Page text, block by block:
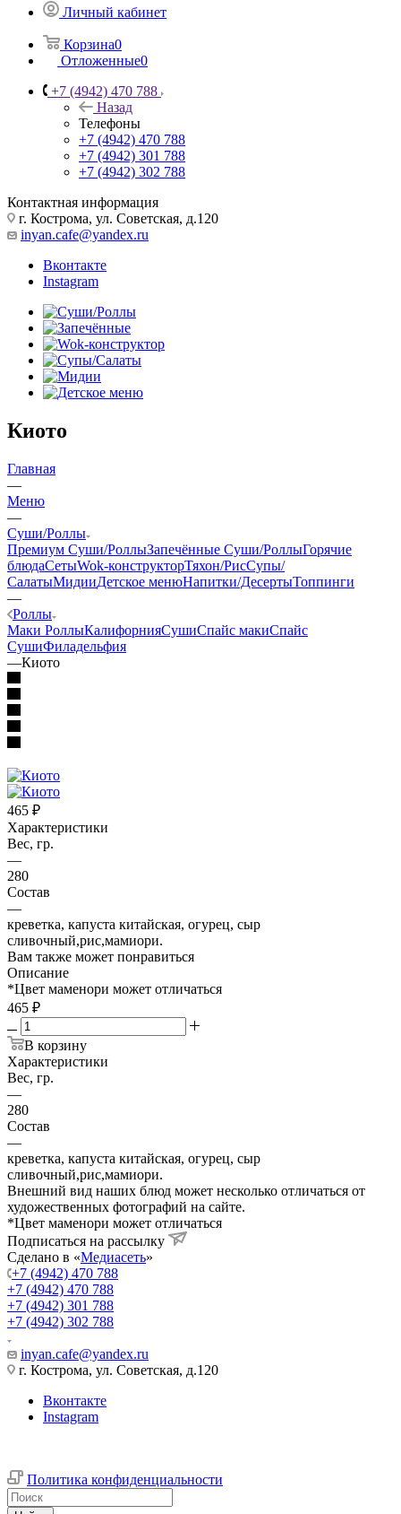
Личный кабинет
Корзина0
Отложенные0
+7 (4942) 470 788
Назад
Телефоны
+7 (4942) 470 788
+7 (4942) 301 788
+7 (4942) 302 788
Контактная информация
г. Кострома, ул. Советская, д.120
inyan.cafe@yandex.ru
Вконтакте
Instagram
Киото
Главная
—
Меню
—
Суши/Роллы
Премиум Суши/РоллыЗапечённые Cуши/РоллыГорячие
блюдаСетыWok-конструкторТяхон/РисСупы/
СалатыМидииДетское менюНапитки/ДесертыТоппинги
—
Роллы
Маки РоллыКалифорнияСушиСпайс макиСпайс
СушиФиладельфия
—Киото
465 ₽
Характеристики
Вес, гр.
—
280
Состав
—
креветка, капуста китайская, огурец, сыр
сливочный,рис,мамиори.
Вам также может понравиться
Описание
*Цвет маменори может отличаться
465 ₽
В корзину
Характеристики
Вес, гр.
—
280
Состав
—
креветка, капуста китайская, огурец, сыр
сливочный,рис,мамиори.
Внешний вид наших блюд может несколько отличаться от
художественных фотографий на сайте.
*Цвет маменори может отличаться
Подписаться на рассылку
Сделано в «Медиасеть»
+7 (4942) 470 788
+7 (4942) 470 788
+7 (4942) 301 788
+7 (4942) 302 788
inyan.cafe@yandex.ru
г. Кострома, ул. Советская, д.120
Вконтакте
Instagram
Политика конфиденциальности